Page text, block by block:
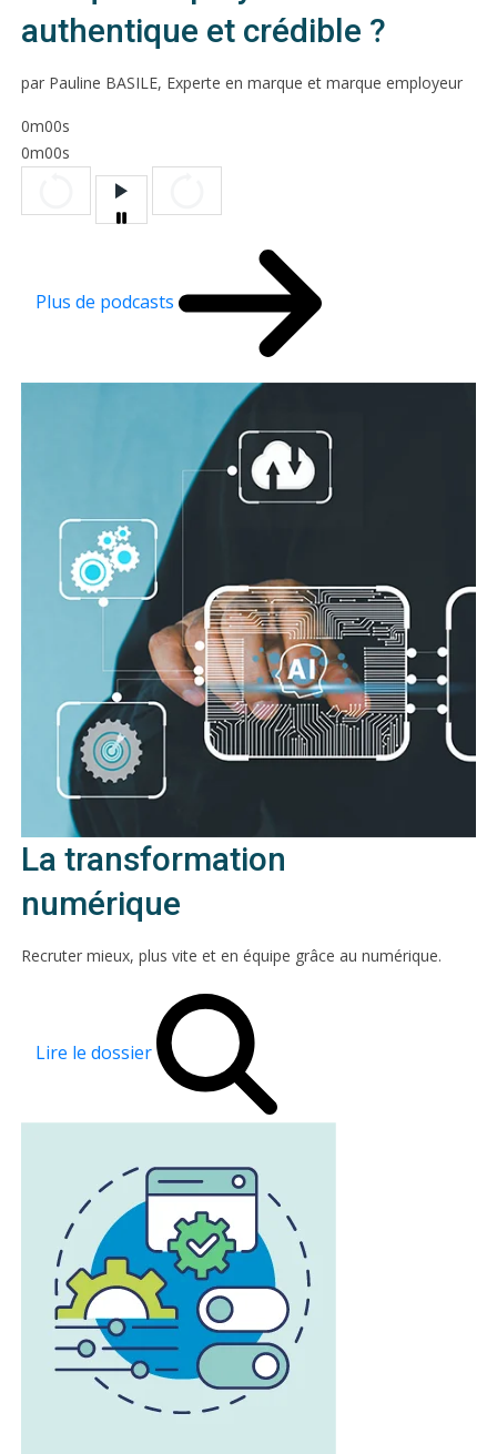
authentique et crédible ?
par Pauline BASILE, Experte en marque et marque employeur
0m00s
0m00s
Plus de podcasts
La transformation
numérique
Recruter mieux, plus vite et en équipe grâce au numérique.
Lire le dossier